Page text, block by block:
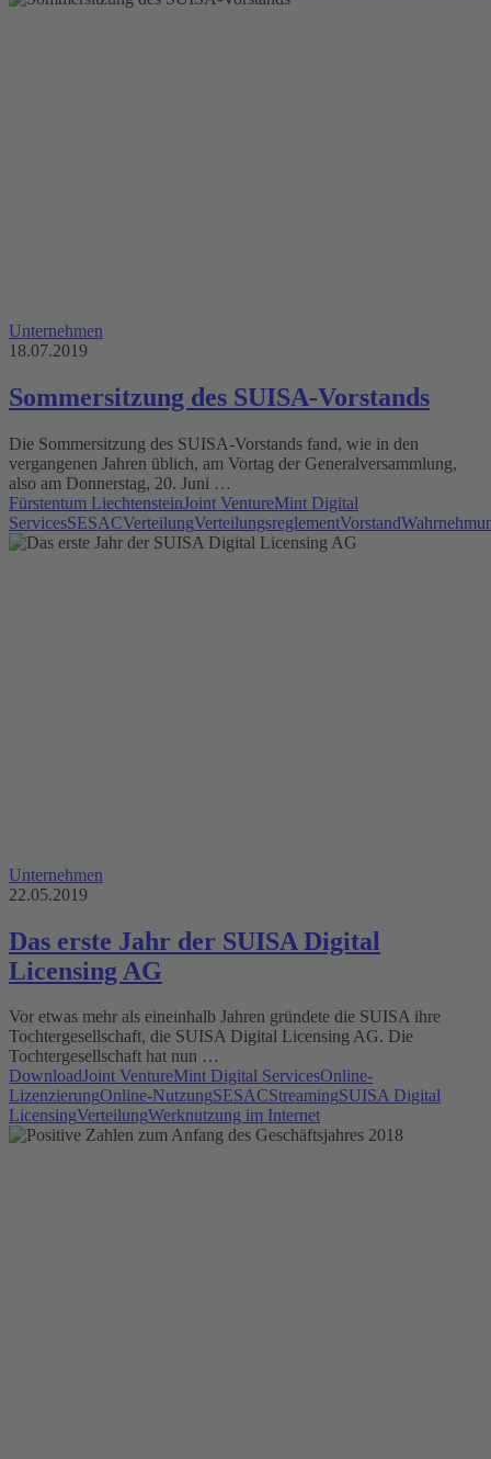
Unternehmen
18.07.2019
Sommersitzung des SUISA-Vorstands
Die Sommersitzung des SUISA-Vorstands fand, wie in den
vergangenen Jahren üblich, am Vortag der Generalversammlung,
also am Donnerstag, 20. Juni …
Fürstentum LiechtensteinJoint VentureMint Digital
ServicesSESACVerteilungVerteilungsreglementVorstand
Unternehmen
22.05.2019
Das erste Jahr der SUISA Digital
Licensing AG
Vor etwas mehr als eineinhalb Jahren gründete die SUISA ihre
Tochtergesellschaft, die SUISA Digital Licensing AG. Die
Tochtergesellschaft hat nun …
DownloadJoint VentureMint Digital ServicesOnline-
LizenzierungOnline-NutzungSESACStreamingSUISA Digital
LicensingVerteilungWerknutzung im Internet